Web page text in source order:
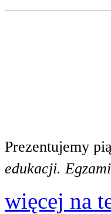
Prezentujemy
edukacji.
więcej na